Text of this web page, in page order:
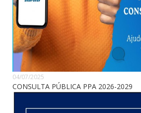
04/07/2025
CONSULTA PÚBLICA PPA 2026-2029